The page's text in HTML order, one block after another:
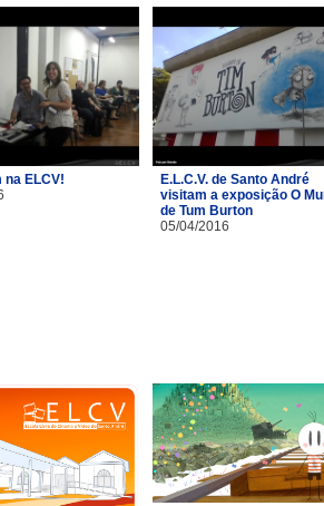
ELCV!
E.L.C.V. de Santo André
visitam a exposição O
de Tum Burton
05/04/2016